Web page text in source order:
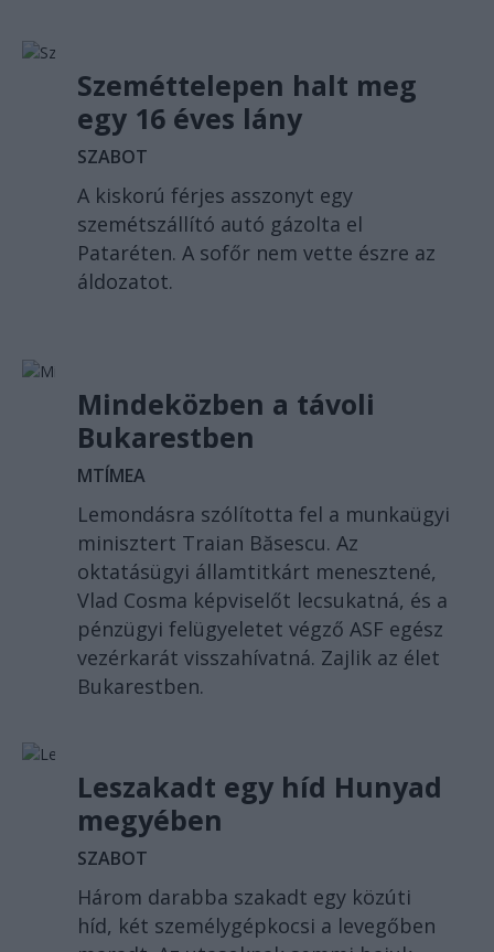
Szeméttelepen halt meg
egy 16 éves lány
SZABOT
A kiskorú férjes asszonyt egy
szemétszállító autó gázolta el
Pataréten. A sofőr nem vette észre az
áldozatot.
Mindeközben a távoli
Bukarestben
MTÍMEA
Lemondásra szólította fel a munkaügyi
minisztert Traian Băsescu. Az
oktatásügyi államtitkárt menesztené,
Vlad Cosma képviselőt lecsukatná, és a
pénzügyi felügyeletet végző ASF egész
vezérkarát visszahívatná. Zajlik az élet
Bukarestben.
Leszakadt egy híd Hunyad
megyében
SZABOT
Három darabba szakadt egy közúti
híd, két személygépkocsi a levegőben